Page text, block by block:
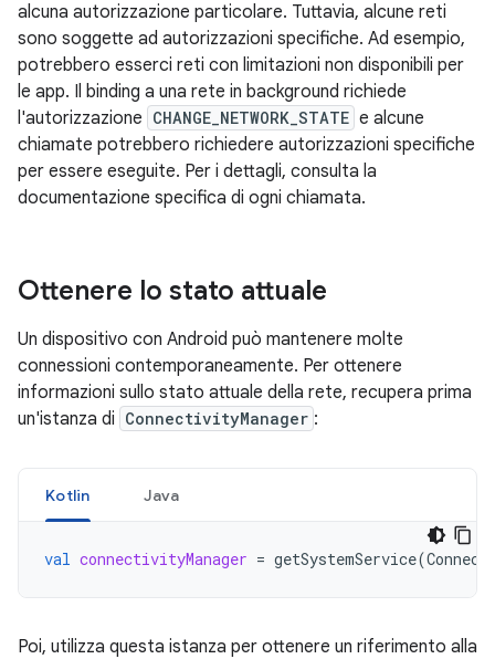
alcuna autorizzazione particolare. Tuttavia, alcune reti
sono soggette ad autorizzazioni specifiche. Ad esempio,
potrebbero esserci reti con limitazioni non disponibili per
le app. Il binding a una rete in background richiede
l'autorizzazione CHANGE_NETWORK_STATE e alcune
chiamate potrebbero richiedere autorizzazioni specifiche
per essere eseguite. Per i dettagli, consulta la
documentazione specifica di ogni chiamata.
Ottenere lo stato attuale
Un dispositivo con Android può mantenere molte
connessioni contemporaneamente. Per ottenere
informazioni sullo stato attuale della rete, recupera prima
un'istanza di ConnectivityManager :
Kotlin Java
val connectivityManager = getSystemService(
Poi, utilizza questa istanza per ottenere un riferimento alla